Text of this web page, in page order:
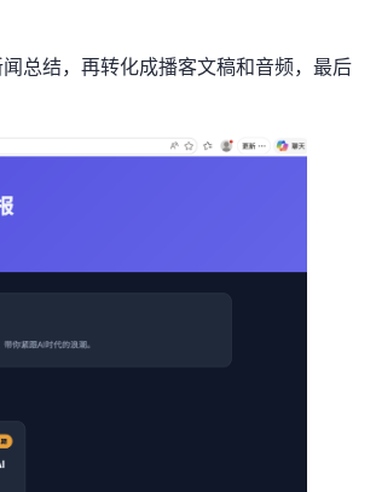
结，再转化成播客文稿和音频，最后